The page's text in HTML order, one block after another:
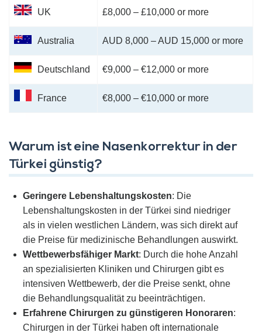
UK £8,000 – £10,000 or more
Australia AUD 8,000 – AUD 15,000 or more
Deutschland €9,000 – €12,000 or more
France €8,000 – €10,000 or more
Warum ist eine Nasenkorrektur in der
Türkei günstig?
Geringere Lebenshaltungskosten: Die
Lebenshaltungskosten in der Türkei sind niedriger
als in vielen westlichen Ländern, was sich direkt auf
die Preise für medizinische Behandlungen auswirkt.
Wettbewerbsfähiger Markt: Durch die hohe Anzahl
an spezialisierten Kliniken und Chirurgen gibt es
intensiven Wettbewerb, der die Preise senkt, ohne
die Behandlungsqualität zu beeinträchtigen.
Erfahrene Chirurgen zu günstigeren Honoraren:
Chirurgen in der Türkei haben oft internationale